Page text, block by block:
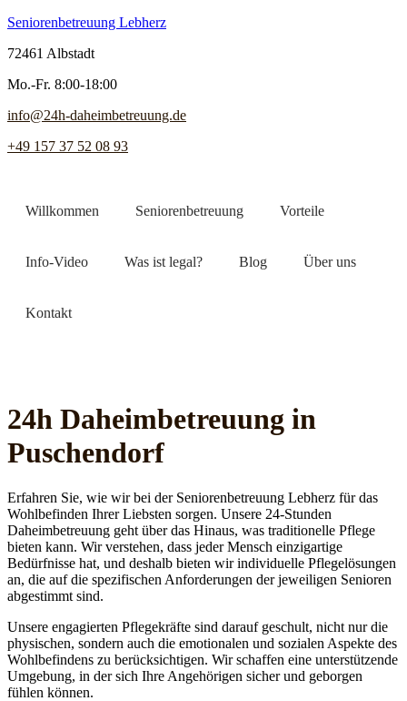
Seniorenbetreuung Lebherz
72461 Albstadt
Mo.-Fr. 8:00-18:00
info@24h-daheimbetreuung.de
+49 157 37 52 08 93
Willkommen Seniorenbetreuung Vorteile
Info-Video Was ist legal? Blog Über uns
Kontakt
24h Daheim­betreuung in
Puschendorf
Erfahren Sie, wie wir bei der Seniorenbetreuung Lebherz für das
Wohlbefinden Ihrer Liebsten sorgen. Unsere 24-Stunden
Daheimbetreuung geht über das Hinaus, was traditionelle Pflege
bieten kann. Wir verstehen, dass jeder Mensch einzigartige
Bedürfnisse hat, und deshalb bieten wir individuelle Pflegelösungen
an, die auf die spezifischen Anforderungen der jeweiligen Senioren
abgestimmt sind.
Unsere engagierten Pflegekräfte sind darauf geschult, nicht nur die
physischen, sondern auch die emotionalen und sozialen Aspekte des
Wohlbefindens zu berücksichtigen. Wir schaffen eine unterstützende
Umgebung, in der sich Ihre Angehörigen sicher und geborgen
fühlen können.